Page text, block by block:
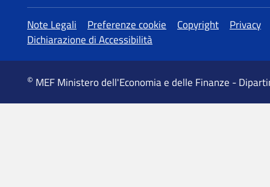
MEF Ministero dell'Economia e delle Finanze -